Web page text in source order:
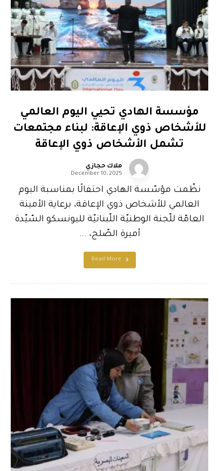
مؤسسة الهادي تحيي اليوم العالمي
للأشخاص ذوي الإعاقة: لبناء مجتمعات
تشمل الأشخاص ذوي الإعاقة
ملاك حجازي
December 10, 2025
نظّمت مؤسّسة الهادي احتفالًا بمناسبة اليوم
العالمي للأشخاص ذوي الإعاقة، برعاية الأمينة
العامّة للّجنة الوطنيّة اللّبنانيّة لليونسكو السّيّدة
أميرة الصّلح، ...
Read More